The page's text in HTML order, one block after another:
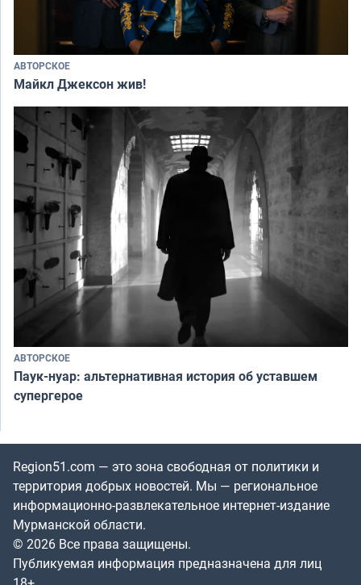
АВТОРСКОЕ
Майкл Джексон жив!
АВТОРСКОЕ
Паук-нуар: альтернативная история об уставшем
супергерое
Region51.com — это зона свободная от политики и
территория добрых новостей. Мы — региональное
информационно-развлекательное интернет-издание
Мурманской области.
© 2026 Все права защищены.
Публикуемая информация предназначена для лиц